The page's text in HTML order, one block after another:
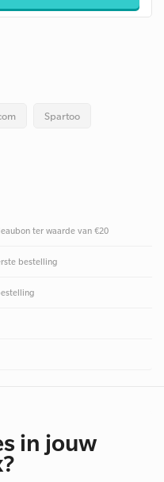
Spartoo
ter waarde van €20
bestelling
in jouw